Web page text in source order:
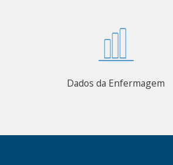
Dados da Enfermagem